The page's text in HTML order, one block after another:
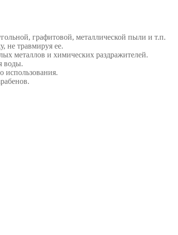
графитовой, металлической пыли и т.п.
не травмируя ее.
металлов и химических раздражителей.
воды.